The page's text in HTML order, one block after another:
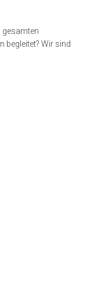
gesamten
begleitet? Wir sind